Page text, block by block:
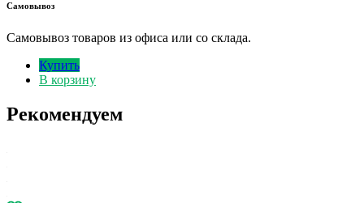
Самовывоз
Самовывоз товаров из офиса или со склада.
Купить
В корзину
Рекомендуем